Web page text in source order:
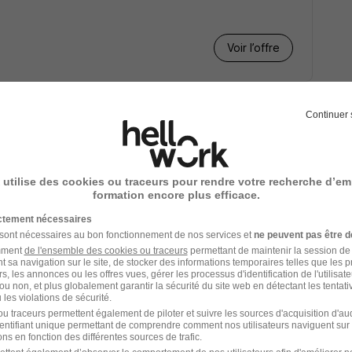
Voir l’offre
de la Post-
H/F
Voir l’offre
H/F
Continuer
utilise des cookies ou traceurs pour rendre votre recherche
formation encore plus efficace.
nécessaires
nécessaires au bon fonctionnement de nos services et ne peuvent pas être
de l'ensemble des cookies ou traceurspermettant de maintenir la session
sa navigation sur le site, de stocker des informations temporaires telles que les
les annonces ou les offres vues, gérer les processus d'identification de
non, et plus globalement garantir la sécurité du site web en détectant les
violations de sécurité.
traceurs permettent également de piloter et suivre les sources d'acquisition
unique permettant de comprendre comment nos utilisateurs naviguent sur
en fonction des différentes sources de trafic.